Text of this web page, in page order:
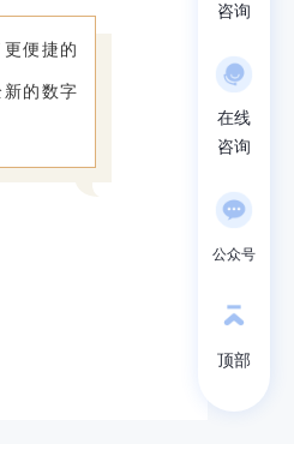
便捷的
的数字
咨询
在线
咨询
公众号
顶部